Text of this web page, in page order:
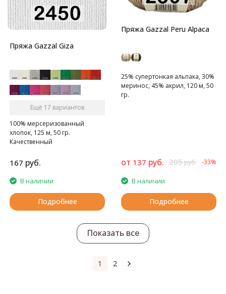
Пряжа Gazzal Giza
Ещё 17 вариантов
100% мерсеризованный
хлопок, 125 м, 50 гр.
Качественный
167 руб.
В наличии
Подробнее
Пряжа Gazzal Peru Alpaca
25% супертонкая альпака, 30%
меринос, 45% акрил, 120 м, 50
гр.
Объемная, очень теплая,
от 137 руб. 205руб. -33%
В наличии
Подробнее
Показать все
1 2